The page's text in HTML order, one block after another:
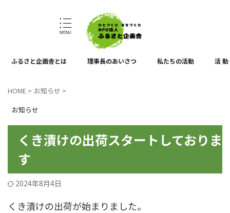
ふるさと企画舎とは 理事長のあいさつ 私たちの活動 活 動
HOME > お知らせ >
お知らせ
くき漬けの出荷スタートしておりま
す
2024年8月4日
くき漬けの出荷が始まりました。